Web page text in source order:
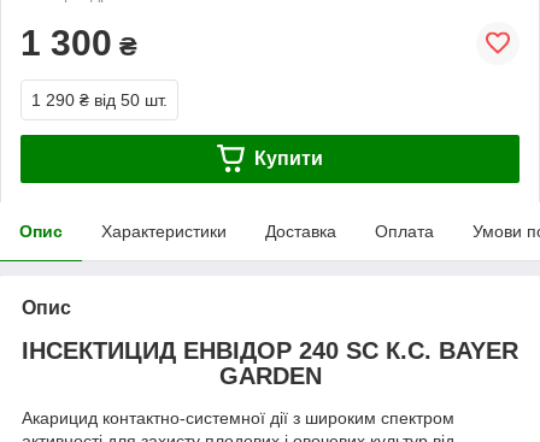
1 300 ₴
1 290 ₴ від 50 шт.
Купити
Опис Характеристики Доставка Оплата Умови
Опис
ІНСЕКТИЦИД ЕНВІДОР 240 SC К.С. BAYER
GARDEN
Акарицид контактно-системної дії з широким спектром